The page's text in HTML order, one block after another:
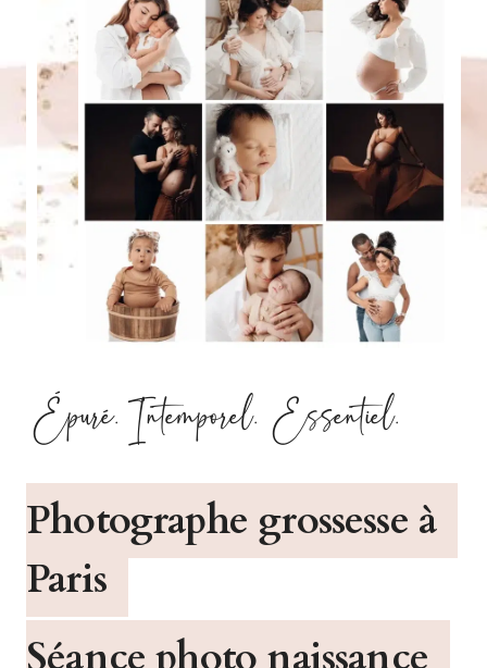
Épuré. Intemporel. Essentiel.
Photographe grossesse à
Paris